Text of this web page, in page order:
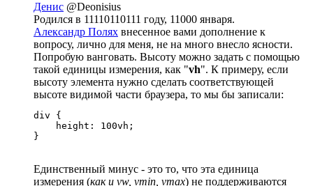
Денис @Deonisius
Родился в 11110110111 году, 11000 января.
Александр Полях внесенное вами дополнение к
вопросу, лично для меня, не на много внесло ясности.
Попробую ванговать. Высоту можно задать с помощью
такой единицы измерения, как "vh". К примеру, если
высоту элемента нужно сделать соответствующей
высоте видимой части браузера, то мы бы записали:
div {
    height: 100vh;
}
Единственный минус - это то, что эта единица
измерения (как и vw, vmin, vmax) не поддерживаются